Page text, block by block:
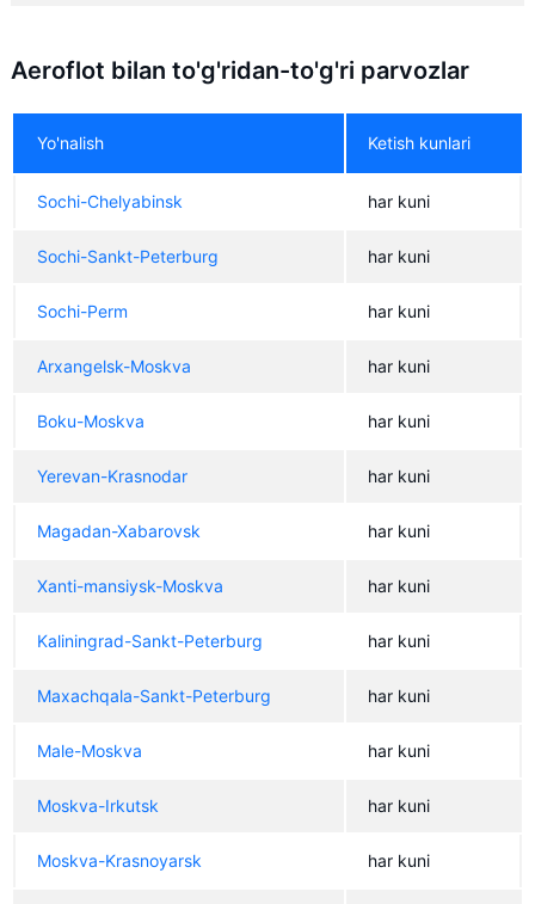
Aeroflot bilan to'g'ridan-to'g'ri parvozlar
Yo'nalish Ketish kunlari
Sochi-Chelyabinsk har kuni
Sochi-Sankt-Peterburg har kuni
Sochi-Perm har kuni
Arxangelsk-Moskva har kuni
Boku-Moskva har kuni
Yerevan-Krasnodar har kuni
Magadan-Xabarovsk har kuni
Xanti-mansiysk-Moskva har kuni
Kaliningrad-Sankt-Peterburg har kuni
Maxachqala-Sankt-Peterburg har kuni
Male-Moskva har kuni
Moskva-Irkutsk har kuni
Moskva-Krasnoyarsk har kuni